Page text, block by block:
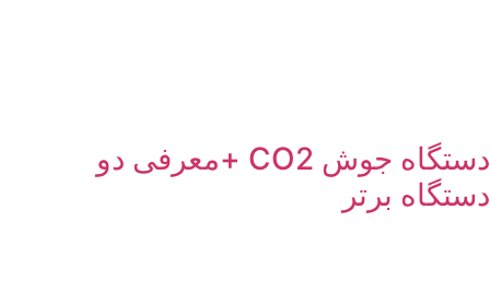
دستگاه جوش CO2 +معرفی دو
دستگاه برتر